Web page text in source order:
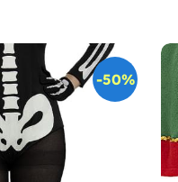
-50%